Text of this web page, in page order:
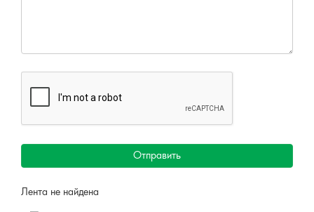
Отправить
Лента не найдена